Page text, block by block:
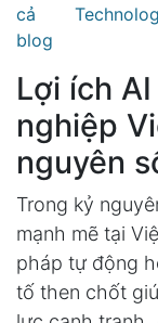
cả
blog
Lợi ích
nghiệp
nguyên
Trong kỷ
mạnh mẽ tại
pháp tự động
tố then chốt